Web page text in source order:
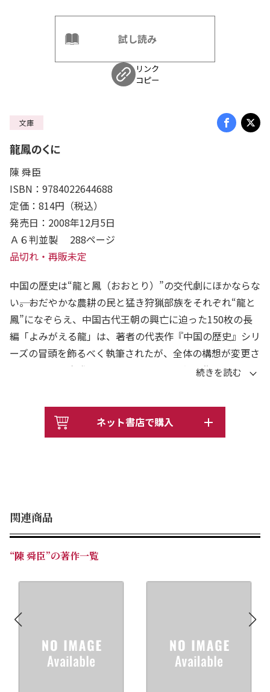
試し読み
リンク
コピー
文庫
龍鳳のくに
陳 舜臣
ISBN：9784022644688
定価：814円（税込）
発売日：2008年12月5日
Ａ６判並製 288ページ
品切れ・再販未定
中国の歴史は“龍と鳳（おおとり）”の交代劇にほかならな
い――。おだやかな農耕の民と猛き狩猟部族をそれぞれ“龍と
鳳”になぞらえ、中国古代王朝の興亡に迫った150枚の長
編「よみがえる龍」は、著者の代表作『中国の歴史』シリ
ーズの冒頭を飾るべく執筆されたが、全体の構想が変更さ
れたため長く未発表となっていた。この幻の作品に加え、
ネット書店で購入
関連商品
“陳 舜臣”の著作一覧